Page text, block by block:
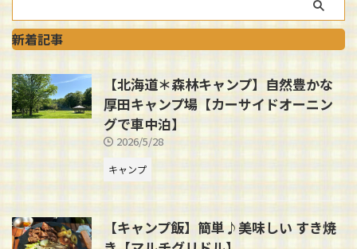
新着記事
【北海道＊森林キャンプ】自然豊かな
厚田キャンプ場【カーサイドオーニン
グで車中泊】
2026/5/28
キャンプ
【キャンプ飯】簡単♪美味しい すき焼